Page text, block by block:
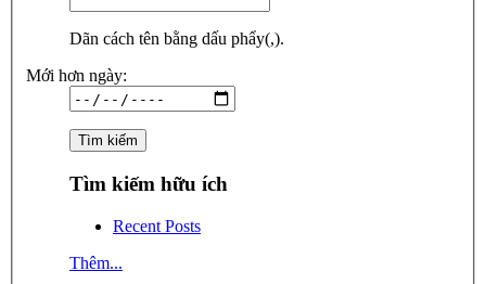
Dãn cách tên bằng dấu phẩy(,).
Mới hơn ngày:
Tìm kiếm hữu ích
Recent Posts
Thêm...